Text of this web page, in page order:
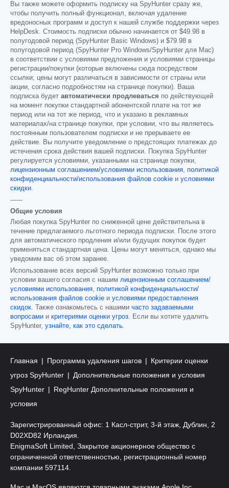
Вы также можете оформить подписку на SpyHunter сразу же,
чтобы получить полный функционал, включая удаление
вредоносных программ и доступ к нашей службе поддержки через
HelpDesk. Стоимость подписки обычно начинается от $49.98 в
полугодовой период (SpyHunter Basic Windows) и $79.98 в
полугодовой период (SpyHunter Pro Windows/SpyHunter для Mac)
в соответствии с условиями предложения и условиями страницы
регистрации/покупки (которые включены сюда посредством
ссылки; цены могут различаться в зависимости от страны или
акции, согласно подробностям на странице покупки). Ваша
подписка будет автоматически продлеваться по действующей
на момент покупки стандартной абонентской плате на тот же
период или на тот же период, что и указано в рекламных
материалах/на странице покупки, при условии, что вы являетесь
постоянным пользователем подписки и не прерываете ее
действие. Вы получите уведомление о предстоящих платежах до
истечения срока действия вашей подписки. Покупка SpyHunter
регулируется условиями, указанными на странице покупки,
лицензионным соглашением/условиями использования, политикой
конфиденциальности/использования файлов cookie и условиями
скидки.
------
Общие условия
Любая покупка SpyHunter по сниженной цене действительна в
течение предлагаемого льготного периода подписки. После этого
для автоматического продления и/или будущих покупок будет
применяться стандартная цена. Цены могут меняться, однако мы
уведомим вас об этом заранее.
Использование всех версий SpyHunter возможно только при
условии вашего согласия с нашим лицензионным соглашением/
условиями использования, политикой конфиденциальности/
использования файлов cookie и условиями предоставления
скидок. Также ознакомьтесь с нашими часто задаваемыми
вопросами и критериями оценки угроз. Если вы хотите удалить
SpyHunter, узнайте, как это сделать.
Главная Программа удаления шагов
Критерии оценки
угроз SpyHunter
Дополнительные положения и условия
SpyHunter
RegHunter Дополнительные положения и
условия
Зарегистрированный офис: 1 Касл-стрит, 3-й этаж, Дублин, 2
D02XD82 Ирландия.
EnigmaSoft Limited, Закрытое акционерное общество с
ограниченной ответственностью, регистрационный номер
компании 597114.